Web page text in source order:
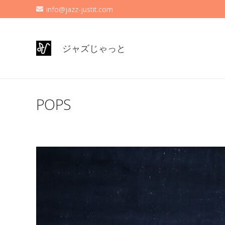
info@jazz-justit.com
ジャズじゃっと
POPS